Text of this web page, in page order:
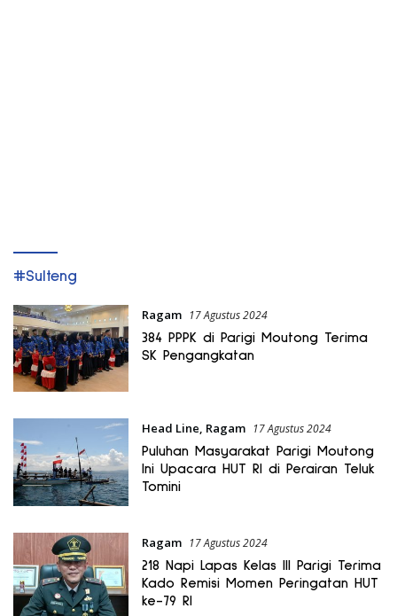
#Sulteng
Ragam 17 Agustus 2024
384 PPPK di Parigi Moutong Terima
SK Pengangkatan
Head Line, Ragam 17 Agustus 2024
Puluhan Masyarakat Parigi Moutong
Ini Upacara HUT RI di Perairan Teluk
Tomini
Ragam 17 Agustus 2024
218 Napi Lapas Kelas III Parigi Terima
Kado Remisi Momen Peringatan HUT
ke-79 RI